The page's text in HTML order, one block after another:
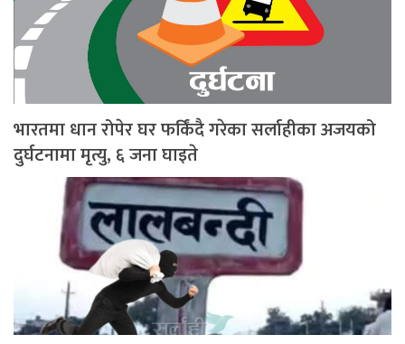
भारतमा धान रोपेर घर फर्किंदै गरेका सर्लाहीका अजयको
दुर्घटनामा मृत्यु, ६ जना घाइते